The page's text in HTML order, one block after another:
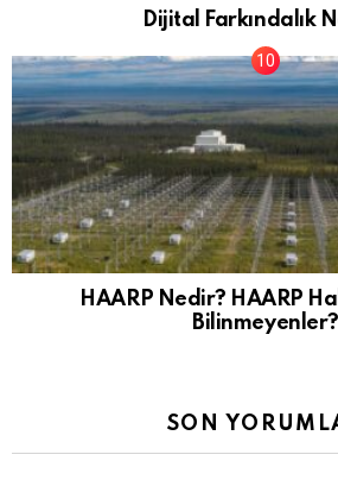
Dijital Farkındalık
HAARP Nedir? HAARP
Bilinmeyenler?
SON